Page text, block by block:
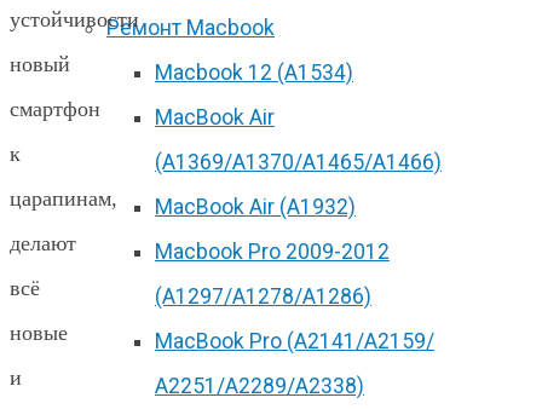
Ремонт Macbook
Macbook 12 (А1534)
MacBook Air
(A1369/A1370/A1465/A1466)
MacBook Air (A1932)
Macbook Pro 2009-2012
(A1297/A1278/A1286)
MacBook Pro (А2141/А2159/
А2251/A2289/A2338)
устойчивости
новый
смартфон
к
царапинам,
делают
всё
новые
и